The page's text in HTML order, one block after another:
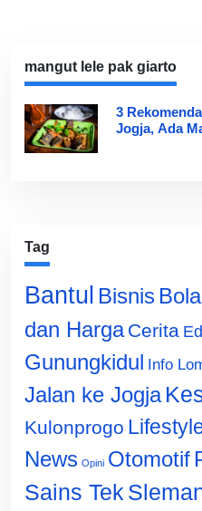
mangut lele pak giarto
3
Jogja, Ada
Tag
Bantul Bisnis Bola
dan Harga Cerita
Gunungkidul Info
Jalan ke Jogja
Kulonprogo
News Opini Otomotif
Sains Tek